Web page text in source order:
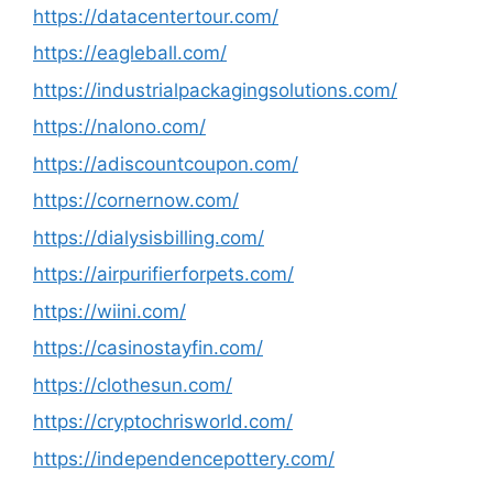
https://datacentertour.com/
https://eagleball.com/
https://industrialpackagingsolutions.com/
https://nalono.com/
https://adiscountcoupon.com/
https://cornernow.com/
https://dialysisbilling.com/
https://airpurifierforpets.com/
https://wiini.com/
https://casinostayfin.com/
https://clothesun.com/
https://cryptochrisworld.com/
https://independencepottery.com/